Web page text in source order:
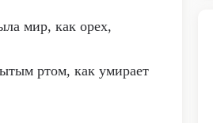
мир, как орех,
ртом, как умирает